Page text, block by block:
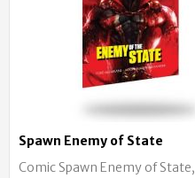
Spawn Enemy of State
Comic Spawn Enemy of